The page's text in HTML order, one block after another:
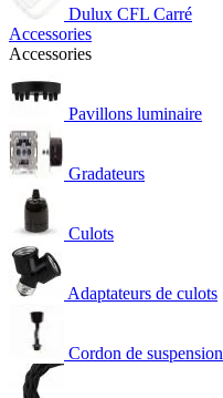
Dulux CFL Carré
Accessories
Accessories
Pavillons luminaire
Gradateurs
Culots
Adaptateurs de culots
Cordon de suspension